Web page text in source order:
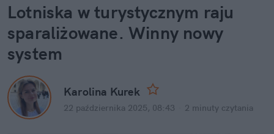
Lotniska w turystycznym raju
sparaliżowane. Winny nowy
system
Karolina Kurek
22 października 2025, 08:43 2 minuty czytania